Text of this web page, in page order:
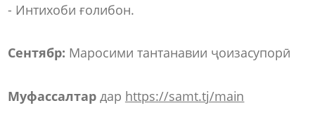
- Интихоби ғолибон.
Сентябр: Маросими тантанавии ҷоизасупорӣ
Муфассалтар дар https://samt.tj/main